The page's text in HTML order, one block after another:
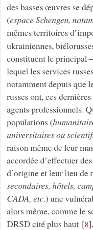
des basses œuvres se
(espace Schengen,
mêmes territoires
ukrainiennes,
constituent le principal
lequel les services
notamment depuis que
russes ont, ces
agents professionnels.
populations (
universitaires ou
raison même de leur
accordée d’effectuer
d’origine et leur lieu de
secondaires, hôtels,
CADA, etc.) une
alors même, comme le
DRSD cité plus haut[8]